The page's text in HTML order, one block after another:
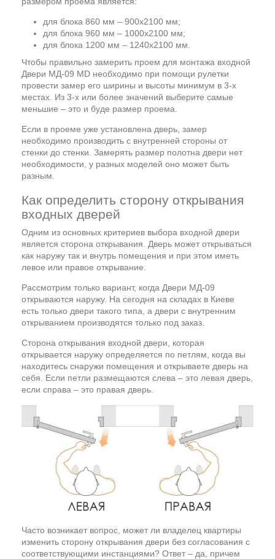
для блока 860 мм – 900х2100 мм;
для блока 960 мм – 1000х2100 мм;
для блока 1200 мм – 1240х2100 мм.
Чтобы правильно замерить проем для монтажа входной
Двери МД-09 MD необходимо при помощи рулетки
провести замер его ширины и высоты минимум в 3-х
местах. Из 3-х или более значений выберите самые
меньшие – это и буде размер проема.
Если в проеме уже установлена дверь, замер
необходимо производить с внутренней стороны от
стенки до стенки. Замерять размер полотна двери нет
необходимости, у разных моделей оно может быть
разным.
Как определить сторону открывания
входных дверей
Одним из основных критериев выбора входной двери
является сторона открывания. Дверь может открываться
как наружу так и внутрь помещения и при этом иметь
левое или правое открывание.
Рассмотрим только вариант, когда Двери МД-09
открываются наружу. На сегодня на складах в Киеве
есть только двери такого типа, а двери с внутренним
открыванием производятся только под заказ.
Сторона открывания входной двери, которая
открывается наружу определяется по петлям, когда вы
находитесь снаружи помещения и открываете дверь на
себя. Если петли размещаются слева – это левая дверь,
если справа – это правая дверь.
Часто возникает вопрос, может ли владелец квартиры
изменить сторону открывания двери без согласования с
соответствующими инстанциями? Ответ – да, причем